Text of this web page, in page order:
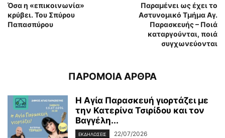
Όσα η «επικοινωνία»
κρύβει. Του Σπύρου
Παπασπύρου
Παραμένει ως έχει το
Αστυνομικό Τμήμα Αγ.
Παρασκευής – Ποιά
καταργούνται, ποιά
συγχωνεύονται
ΠΑΡΟΜΟΙΑ ΑΡΘΡΑ
Η Αγία Παρασκευή γιορτάζει με
την Κατερίνα Τσιρίδου και τον
Βαγγέλη...
ΕΚΔΗΛΩΣΕΙΣ 22/07/2026